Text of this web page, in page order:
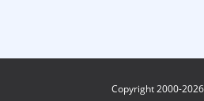
Copyright 2000-